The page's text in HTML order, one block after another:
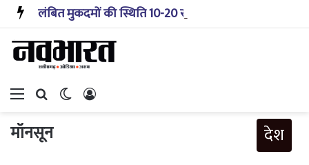
Menu Search forSwitch skin
मॉनसून देश